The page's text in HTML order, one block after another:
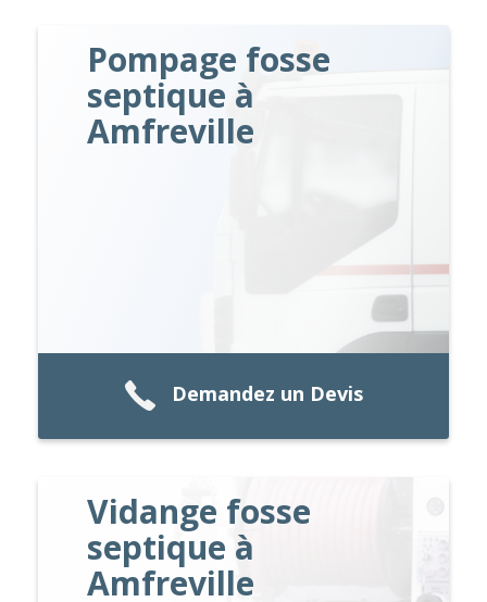
Pompage fosse
septique à
Amfreville
Demandez un Devis
Vidange fosse
septique à
Amfreville